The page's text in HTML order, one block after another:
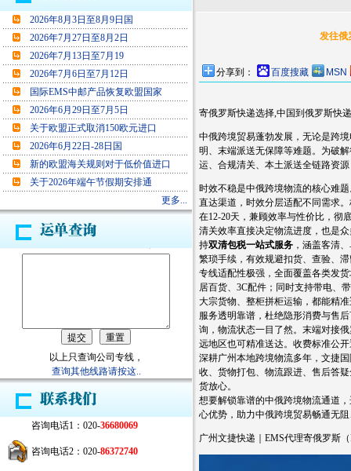
2026年8月3日至8月9日国
2026年7月27日至8月2日
2026年7月13日至7月19
2026年7月6日至7月12日
国际EMS中邮产品恢复欧盟国家
2026年6月29日至7月5日
关于欧盟正式取消150欧元进口
2026年6月22日-28日国
新的欧盟海关规则对于低价值进口
关于2026年端午节假期安排通
更多...
以上只查询公司专线，
查询其他线路请按这..
咨询电话1：020-36680069
咨询电话2：020-86372740
发往俄
分享到： 百度搜藏 MSN
寄俄罗斯快递选择,中国到俄罗斯快
中俄跨境贸易蓬勃发展，无论是跨
明、末端派送无保障等难题。为破
运、合规清关、本土派送全链路资
时效不稳是中俄跨境物流的核心难
直达渠道，时效分层适配不同需求
在12-20天，兼顾效率与性价比，彻
清关效率直接决定物流进度，也是
持双清包税一站式服务 ，涵盖客清
繁琐手续，有效规避扣货、查验、
专线适配性极强，全面覆盖各类发
居百货、3C配件；同时支持带电、
大宗货物、整柜拼柜运输，都能精
服务透明靠谱，杜绝隐形消费与售
询，物流状态一目了然。末端对接
远地区也可精准送达。收费标准公
深耕广州本地跨境物流多年，文捷
收、货物打包、物流跟进、售后答
货放心。
想要解锁靠谱的中俄跨境物流通道
心优势，助力中俄跨境贸易畅通无
广州文捷快递｜EMS代理寄俄罗斯